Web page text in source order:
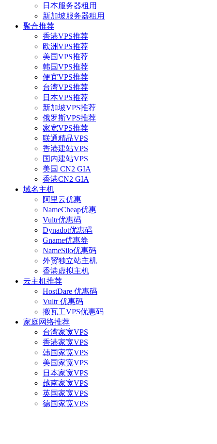
日本服务器租用
新加坡服务器租用
聚合推荐
香港VPS推荐
欧洲VPS推荐
美国VPS推荐
韩国VPS推荐
便宜VPS推荐
台湾VPS推荐
日本VPS推荐
新加坡VPS推荐
俄罗斯VPS推荐
家宽VPS推荐
联通精品VPS
香港建站VPS
国内建站VPS
美国 CN2 GIA
香港CN2 GIA
域名主机
阿里云优惠
NameCheap优惠
Vultr优惠码
Dynadot优惠码
Gname优惠券
NameSilo优惠码
外贸独立站主机
香港虚拟主机
云主机推荐
HostDare 优惠码
Vultr 优惠码
搬瓦工VPS优惠码
家庭网络推荐
台湾家宽VPS
香港家宽VPS
韩国家宽VPS
美国家宽VPS
日本家宽VPS
越南家宽VPS
英国家宽VPS
德国家宽VPS